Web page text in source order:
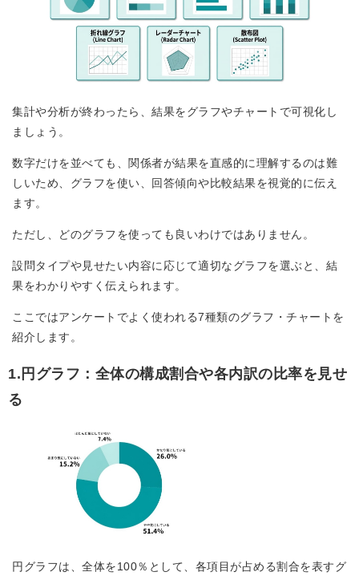
集計や分析が終わったら、結果をグラフやチャートで可視化し
ましょう。
数字だけを並べても、関係者が結果を直感的に理解するのは難
しいため、グラフを使い、回答傾向や比較結果を視覚的に伝え
ます。
ただし、どのグラフを使っても良いわけではありません。
設問タイプや見せたい内容に応じて適切なグラフを選ぶと、結
果をわかりやすく伝えられます。
ここではアンケートでよく使われる7種類のグラフ・チャートを
紹介します。
1.円グラフ：全体の構成割合や各内訳の比率を見せ
る
円グラフは、全体を100％として、各項目が占める割合を表すグ